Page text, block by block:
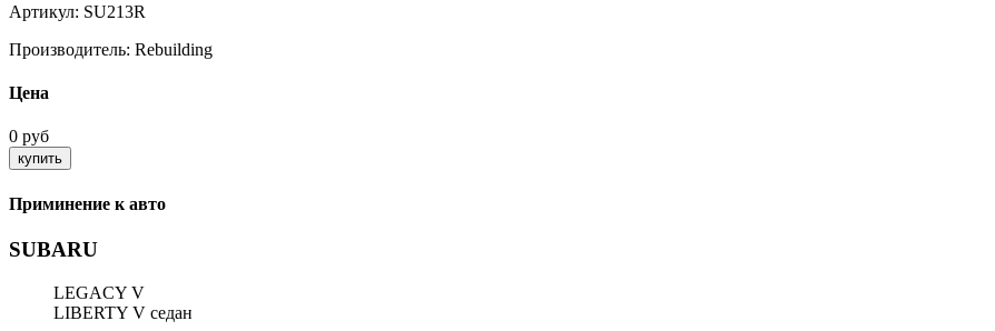
Артикул: SU213R
Производитель: Rebuilding
Цена
0 руб
Приминение к авто
SUBARU
LEGACY V
LIBERTY V седан